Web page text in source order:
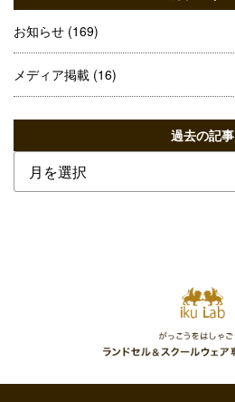
お知らせ (169)
メディア掲載 (16)
過去の記事
去